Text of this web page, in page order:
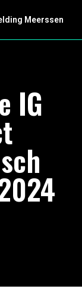
Meerssen
IG